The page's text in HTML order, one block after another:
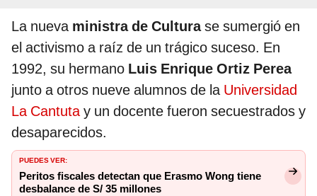
La nueva ministra de Culturase sumergió en
el activismo a raíz de un trágico suceso. En
1992, su hermano Luis Enrique Ortiz Perea
junto a otros nueve alumnos de la Universidad
La Cantutay un docente fueron secuestrados y
desaparecidos.
PUEDES VER:
Peritos fiscales detectan que Erasmo Wong tiene
desbalance de S/ 35 millones